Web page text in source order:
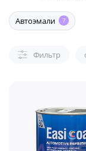
Автоэмали 7
Фильтр